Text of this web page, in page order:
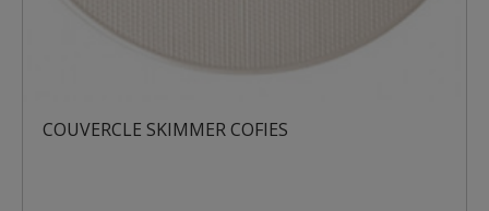
COLLERETTE SKIMMER